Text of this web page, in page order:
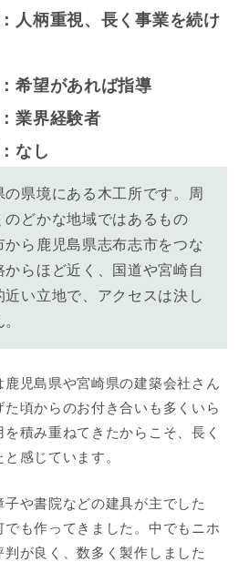
人柄重視、長く事業を続け
希望があれば指導
業界経験者
なし
の県境にある木工所です。周
のどかな地域ではあるもの
から鹿児島県志布志市をつな
からほど近く、国道や宮崎自
い立地で、アクセスは決し
鹿児島県や宮崎県の建築会社さん
頃からのお付き合いも多くいら
積み重ねてきたからこそ、長く
感じています。
子や書院などの建具が主でした
も作ってきました。中でもニホ
が良く、数多く製作しました